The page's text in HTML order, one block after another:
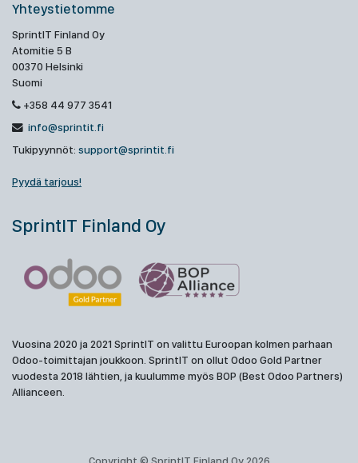
Yhteystietomme
SprintIT Finland Oy
Atomitie 5 B
00370 Helsinki
Suomi
+358 44 977 3541
info@sprintit.fi
Tukipyynnöt: support@sprintit.fi
Pyydä tarjous!
SprintIT Finland Oy
Vuosina 2020 ja 2021 SprintIT on valittu Euroopan kolmen parhaan
Odoo-toimittajan joukkoon. SprintIT on ollut Odoo Gold Partner
vuodesta 2018 lähtien, ja kuulumme myös BOP (Best Odoo Partners)
Allianceen.
Copyright © SprintIT Finland Oy 2026